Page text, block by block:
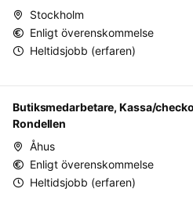
Stockholm
Enligt överenskommelse
Heltidsjobb (erfaren)
Butiksmedarbetare, Kassa/
Rondellen
Åhus
Enligt överenskommelse
Heltidsjobb (erfaren)